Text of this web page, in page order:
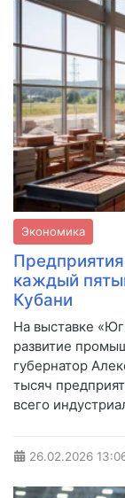
Экономика
каждый
Кубани
На выставке
развитие
губернатор
тысяч
всего
26.02.2026